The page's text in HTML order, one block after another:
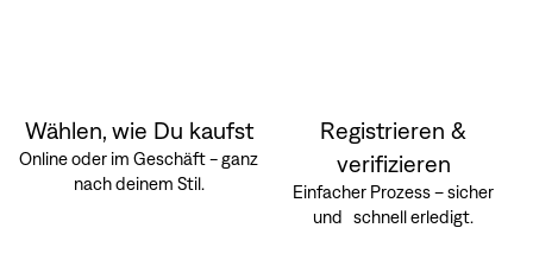
Wählen, wie Du kaufst
Online oder im Geschäft - ganz
nach deinem Stil.
Registrieren &
verifizieren
Einfacher Prozess – sicher
und schnell erledigt.